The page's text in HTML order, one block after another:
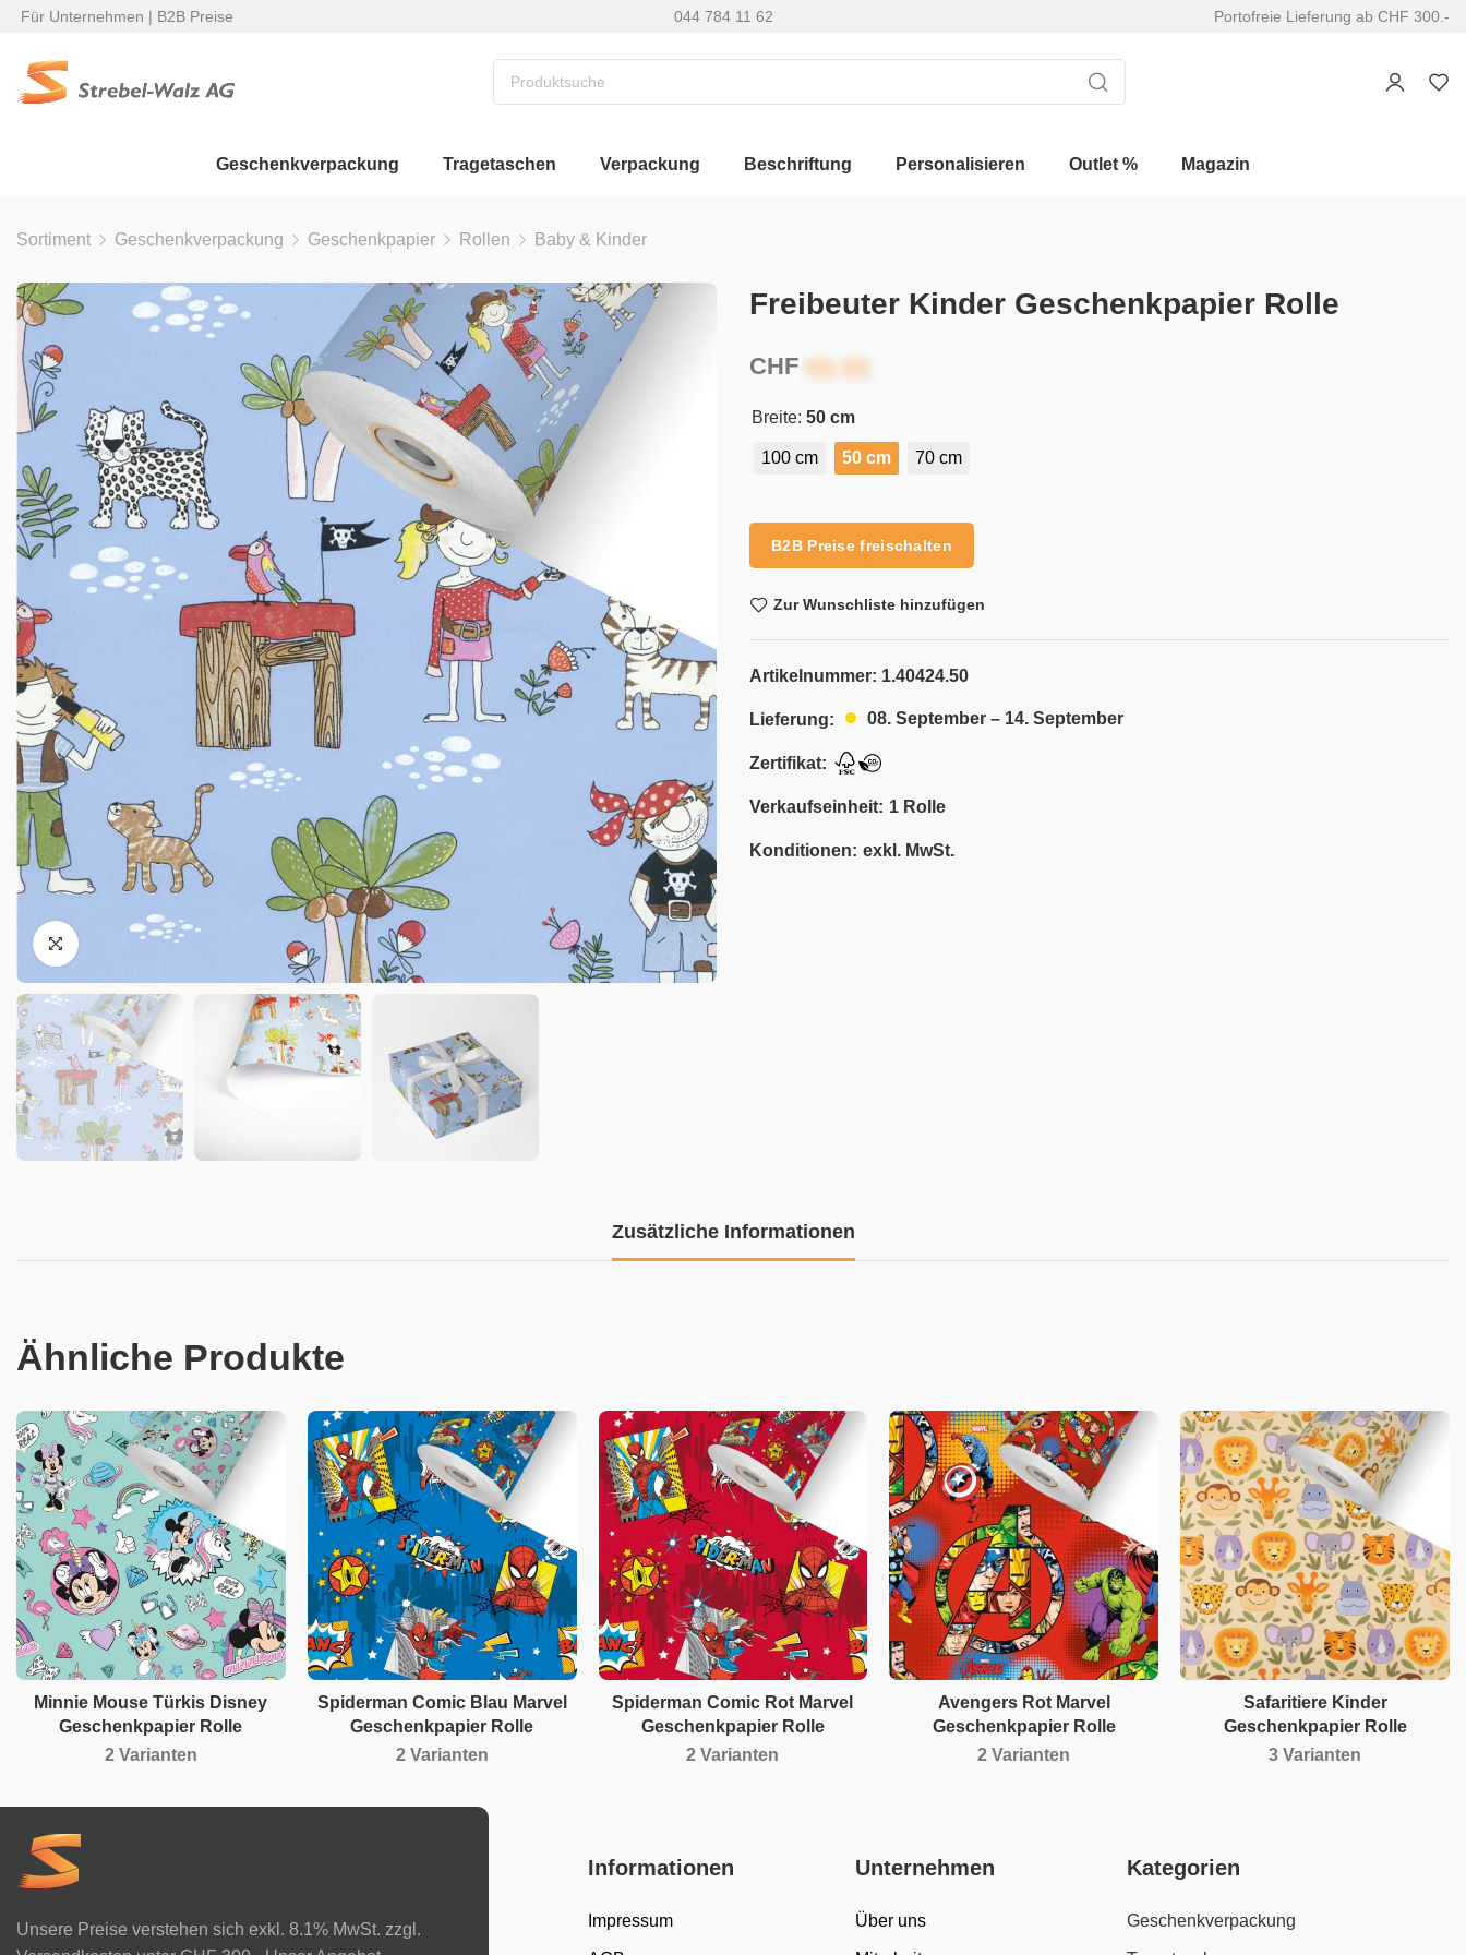
Für Unternehmen | B2B Preise 044 784 11 62 Portofreie Lieferung ab CHF 300.-
Geschenkverpackung Tragetaschen Verpackung Beschriftung Personalisieren Outlet % Magazin
Sortiment Geschenkverpackung Geschenkpapier Rollen Baby & Kinder
Freibeuter Kinder Geschenkpapier Rolle
CHF
Breite: 50 cm
100 cm 50 cm 70 cm
B2B Preise freischalten
Zur Wunschliste hinzufügen
Artikelnummer: 1.40424.50
Lieferung: 08. September – 14. September
Zertifikat:
Verkaufseinheit: 1 Rolle
Konditionen: exkl. MwSt.
Zusätzliche Informationen
Ähnliche Produkte
Minnie Mouse Türkis Disney
Geschenkpapier Rolle
2 Varianten
Spiderman Comic Blau Marvel
Geschenkpapier Rolle
2 Varianten
Spiderman Comic Rot Marvel
Geschenkpapier Rolle
2 Varianten
Avengers Rot Marvel
Geschenkpapier Rolle
2 Varianten
Safaritiere Kinder
Geschenkpapier Rolle
3 Varianten
Unsere Preise verstehen sich exkl. 8.1% MwSt. zzgl.
Informationen
Impressum
Unternehmen
Über uns
Kategorien
Geschenkverpackung